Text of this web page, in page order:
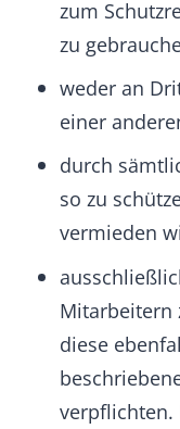
Es gelten stets
angegebenen
Wenn nicht
vereinbart,
Tage nach
Zusätzlich zu
Maßnahmen,
Module,
bis zur
Forderungen
von HumHub.
g) Haftung /